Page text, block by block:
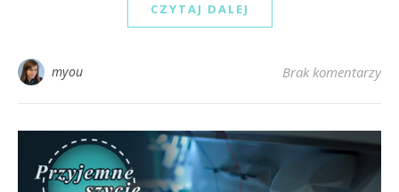
CZYTAJ DALEJ
myou Brak komentarzy